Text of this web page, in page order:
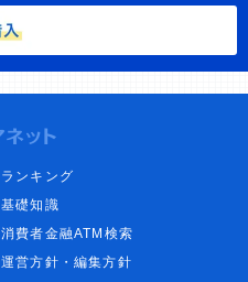
ランキング
基礎知識
消費者金融ATM検索
運営方針・編集方針